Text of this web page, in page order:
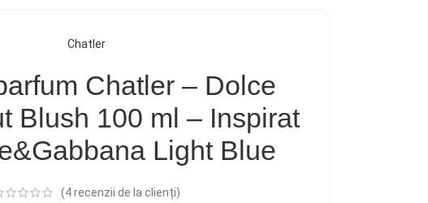
Chatler
Chatler – Dolce
Blush 100 ml – Inspirat
Light Blue
(4recenzii de la clienți)